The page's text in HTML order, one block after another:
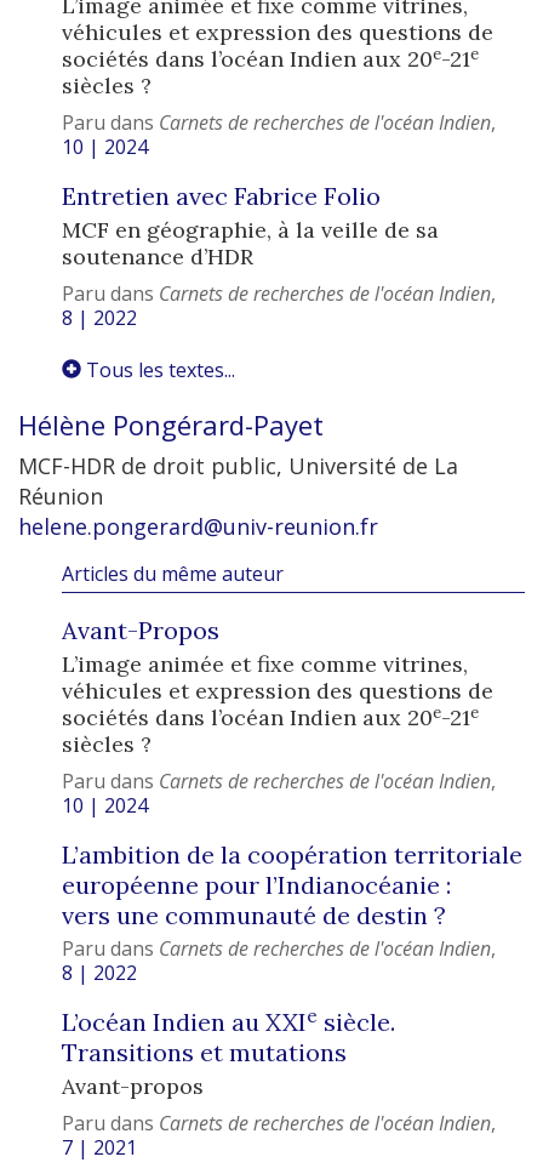
L’image animée et fixe comme vitrines,
véhicules et expression des questions de
sociétés dans l’océan Indien aux 20e-21e
siècles ?
Paru dans Carnets de recherches de l'océan Indien,
10 | 2024
Entretien avec Fabrice Folio
MCF en géographie, à la veille de sa
soutenance d’HDR
Paru dans Carnets de recherches de l'océan Indien,
8 | 2022
Tous les textes...
Hélène Pongérard-Payet
MCF-HDR de droit public, Université de La
Réunion
helene.pongerard@univ-reunion.fr
Articles du même auteur
Avant-Propos
L’image animée et fixe comme vitrines,
véhicules et expression des questions de
sociétés dans l’océan Indien aux 20e-21e
siècles ?
Paru dans Carnets de recherches de l'océan Indien,
10 | 2024
L’ambition de la coopération territoriale
européenne pour l’Indianocéanie :
vers une communauté de destin ?
Paru dans Carnets de recherches de l'océan Indien,
8 | 2022
L’océan Indien au XXIe siècle.
Transitions et mutations
Avant-propos
Paru dans Carnets de recherches de l'océan Indien,
7 | 2021